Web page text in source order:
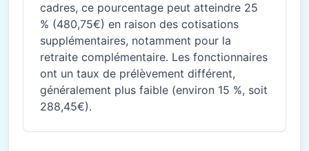
cadres, ce pourcentage peut atteindre 25
% (480,75€) en raison des cotisations
supplémentaires, notamment pour la
retraite complémentaire. Les fonctionnaires
ont un taux de prélèvement différent,
généralement plus faible (environ 15 %, soit
288,45€).